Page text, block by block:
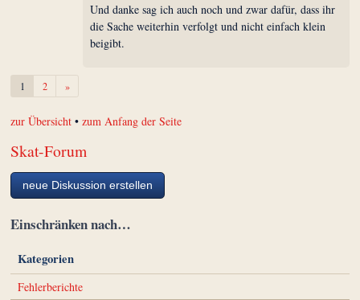
Und danke sag ich auch noch und zwar dafür, dass ihr
die Sache weiterhin verfolgt und nicht einfach klein
beigibt.
1 2 »Weiter
zur Übersicht •zum Anfang der Seite
Skat-Forum
neue Diskussion erstellen
Einschränken nach…
Kategorien
Fehlerberichte